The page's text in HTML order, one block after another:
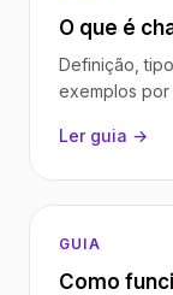
O que é
Definição,
exemplos por
Ler guia →
GUIA
Como